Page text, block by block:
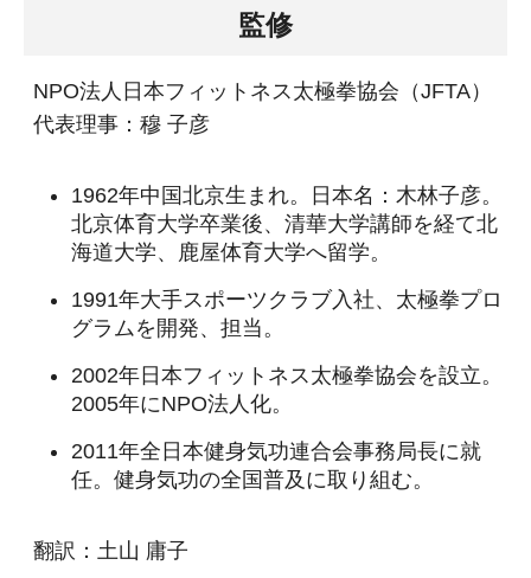
監修
NPO法人日本フィットネス太極拳協会（JFTA）
代表理事：穆 子彦
1962年中国北京生まれ。日本名：木林子彦。
北京体育大学卒業後、清華大学講師を経て北
海道大学、鹿屋体育大学へ留学。
1991年大手スポーツクラブ入社、太極拳プロ
グラムを開発、担当。
2002年日本フィットネス太極拳協会を設立。
2005年にNPO法人化。
2011年全日本健身気功連合会事務局長に就
任。健身気功の全国普及に取り組む。
翻訳：土山 庸子